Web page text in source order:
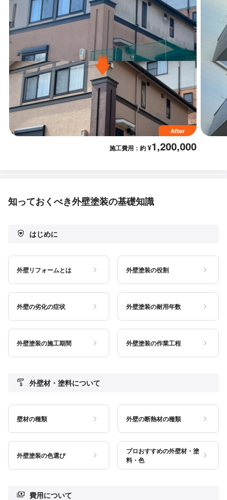
施工費用：約¥1,200,000
知っておくべき外壁塗装の基礎知識
はじめに
外壁リフォームとは 外壁塗装の役割
外壁の劣化の症状 外壁塗装の耐用年数
外壁塗装の施工期間 外壁塗装の作業工程
外壁材・塗料について
壁材の種類 外壁の断熱材の種類
外壁塗装の色選び
プロおすすめの外壁材・塗
料・色
費用について